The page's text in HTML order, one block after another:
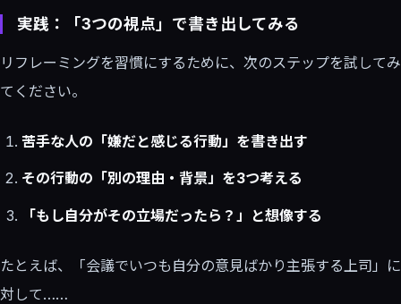
実践：「3つの視点」で書き出してみる
リフレーミングを習慣にするために、次のステップを試してみ
てください。
苦手な人の「嫌だと感じる行動」を書き出す
その行動の「別の理由・背景」を3つ考える
「もし自分がその立場だったら？」と想像する
たとえば、「会議でいつも自分の意見ばかり主張する上司」に
対して……